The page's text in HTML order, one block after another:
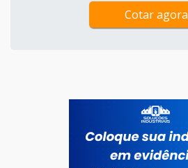
Cotar agora